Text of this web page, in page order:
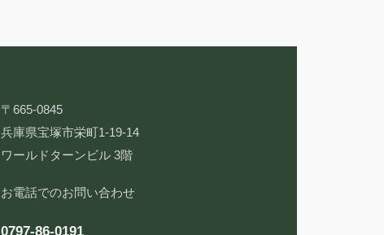
〒665-0845
兵庫県宝塚市栄町1-19-14
ワールドターンビル 3階
お電話でのお問い合わせ
0797-86-0191